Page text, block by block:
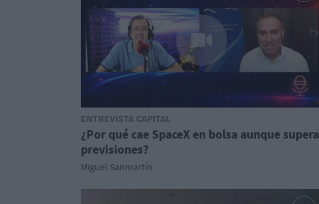
ENTREVISTA CAPITAL
¿Por qué cae SpaceX en bolsa aunque supera
previsiones?
Miguel Sanmartín